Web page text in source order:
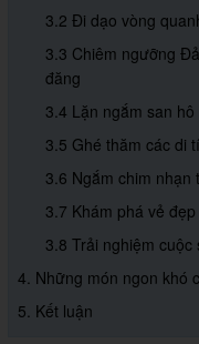
3.2 Đi dạo vòng
3.3 Chiêm ngưỡng
đăng
3.4 Lặn ngắm san hô
3.5 Ghé thăm các di
3.6 Ngắm chim nhạn
3.7 Khám phá vẻ
3.8 Trải nghiệm
4. Những món ngon khó
5. Kết luận